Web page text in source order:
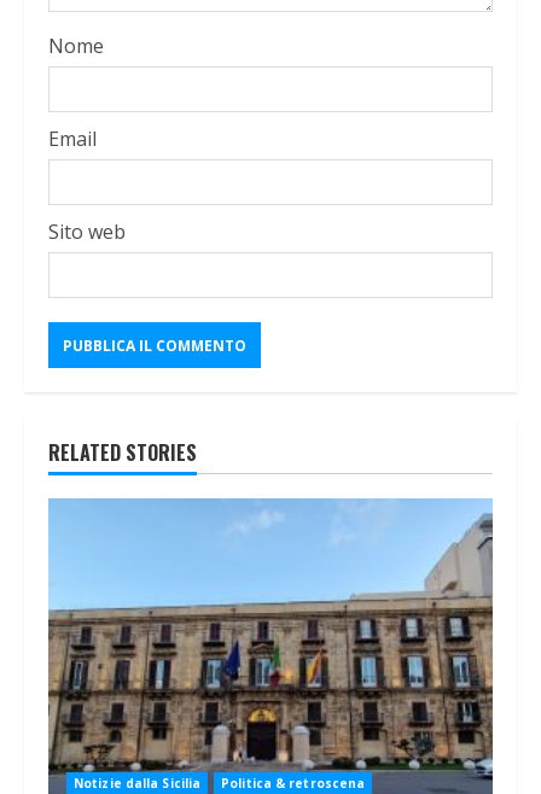
Nome
Email
Sito web
RELATED STORIES
Notizie dalla Sicilia Politica & retroscena